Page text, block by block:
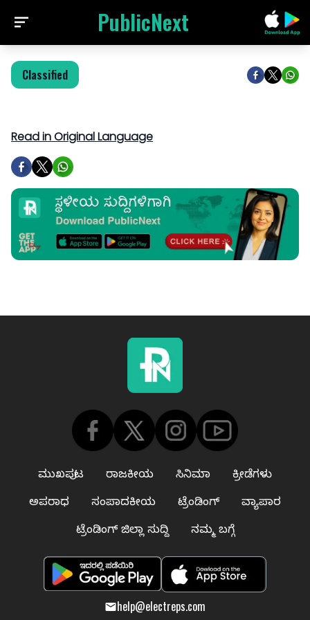
PublicNext
Classified
Read in Original Language
ಮುಖಪುಟ ರಾಜಕೀಯ ಸಿನಿಮಾ
ಕ್ರೀಡೆಗಳು
ಅಪರಾಧ
ಸಂಪಾದಕೀಯ ಟ್ರೆಂಡಿಂಗ್
ವ್ಯಾಪಾರ
ಟ್ರೆಂಡಿಂಗ್ ಜಿಲ್ಲಾ ಸುದ್ದಿ
ನಮ್ಮ ಬಗ್ಗೆ
help@electreps.com